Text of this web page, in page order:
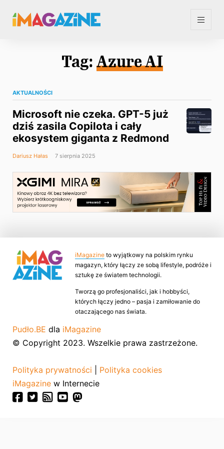
Tag: Azure AI
AKTUALNOŚCI
Microsoft nie czeka. GPT-5 już
dziś zasila Copilota i cały
ekosystem giganta z Redmond
Dariusz Hałas 7 sierpnia 2025
iMagazine to wyjątkowy na polskim rynku
magazyn, który łączy ze sobą lifestyle, podróże i
sztukę ze światem technologii.
Tworzą go profesjonaliści, jak i hobbyści,
których łączy jedno – pasja i zamiłowanie do
otaczającego nas świata.
Pudło.BE dla iMagazine
© Copyright 2023. Wszelkie prawa zastrzeżone.
Polityka prywatności
Polityka cookies
iMagazine w Internecie